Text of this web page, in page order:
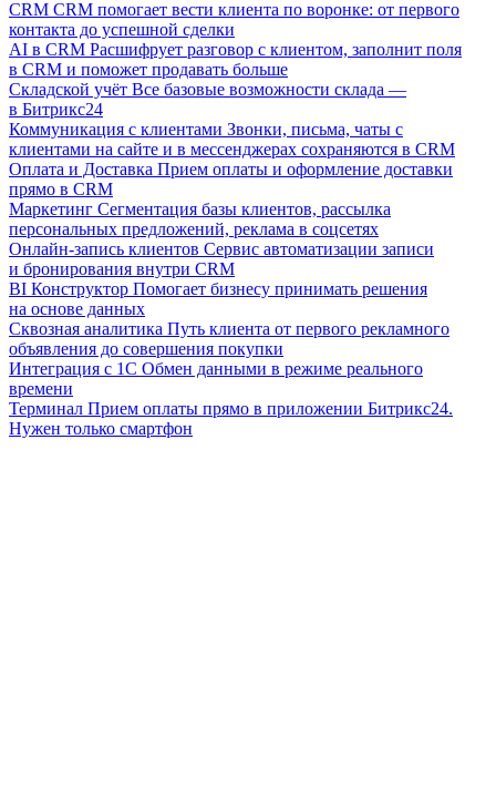
CRM CRM помогает вести клиента по воронке: от первого
контакта до успешной сделки
AI в CRM Расшифрует разговор с клиентом, заполнит поля
в CRM и поможет продавать больше
Складской учёт Все базовые возможности склада —
в Битрикс24
Коммуникация с клиентами Звонки, письма, чаты с
клиентами на сайте и в мессенджерах сохраняются в CRM
Оплата и Доставка Прием оплаты и оформление доставки
прямо в CRM
Маркетинг Сегментация базы клиентов, рассылка
персональных предложений, реклама в соцсетях
Онлайн-запись клиентов Сервис автоматизации записи
и бронирования внутри CRM
BI Конструктор Помогает бизнесу принимать решения
на основе данных
Сквозная аналитика Путь клиента от первого рекламного
объявления до совершения покупки
Интеграция с 1С Обмен данными в режиме реального
времени
Терминал Прием оплаты прямо в приложении Битрикс24.
Нужен только смартфон